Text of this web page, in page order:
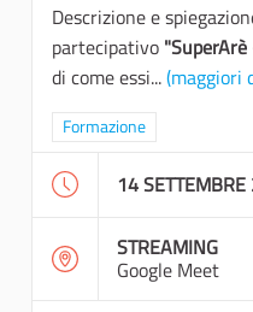
Descrizione e
partecipativo
di come essi...(maggiori
Filtra i risultati per
Formazione
14
STREAMING
Google Meet